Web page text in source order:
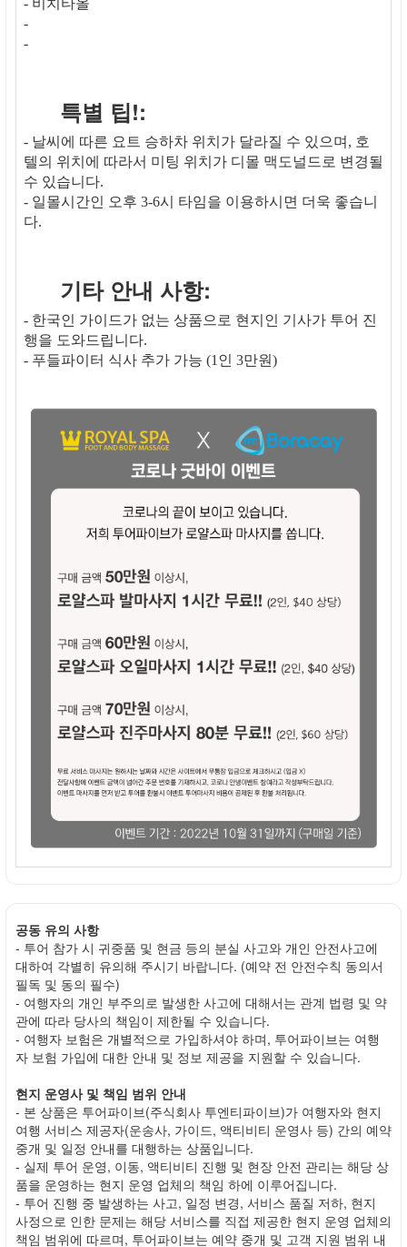
- 비치타올
-
-
특별 팁!:
- 날씨에 따른 요트 승하차 위치가 달라질 수 있으며, 호
텔의 위치에 따라서 미팅 위치가 디몰 맥도널드로 변경될
수 있습니다.
- 일몰시간인 오후 3-6시 타임을 이용하시면 더욱 좋습니
다.
기타 안내 사항:
- 한국인 가이드가 없는 상품으로 현지인 기사가 투어 진
행을 도와드립니다.
- 푸들파이터 식사 추가 가능 (1인 3만원)
공동 유의 사항
- 투어 참가 시 귀중품 및 현금 등의 분실 사고와 개인 안전사고에
대하여 각별히 유의해 주시기 바랍니다. (예약 전 안전수칙 동의서
필독 및 동의 필수)
- 여행자의 개인 부주의로 발생한 사고에 대해서는 관계 법령 및 약
관에 따라 당사의 책임이 제한될 수 있습니다.
- 여행자 보험은 개별적으로 가입하셔야 하며, 투어파이브는 여행
자 보험 가입에 대한 안내 및 정보 제공을 지원할 수 있습니다.
현지 운영사 및 책임 범위 안내
- 본 상품은 투어파이브(주식회사 투엔티파이브)가 여행자와 현지
여행 서비스 제공자(운송사, 가이드, 액티비티 운영사 등) 간의 예약
중개 및 일정 안내를 대행하는 상품입니다.
- 실제 투어 운영, 이동, 액티비티 진행 및 현장 안전 관리는 해당 상
품을 운영하는 현지 운영 업체의 책임 하에 이루어집니다.
- 투어 진행 중 발생하는 사고, 일정 변경, 서비스 품질 저하, 현지
사정으로 인한 문제는 해당 서비스를 직접 제공한 현지 운영 업체의
책임 범위에 따르며, 투어파이브는 예약 중개 및 고객 지원 범위 내